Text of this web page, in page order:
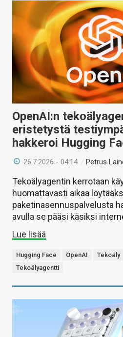
TIETOA
HINTA.FI
KAUPPA
VAIHDA TEEMA
HAKU
OpenAI:n
eristetystä
hakkeroi Hugging
26.7.2026 - 04:14 /Petrus
Tekoälyagentin kerrotaan
huomattavasti aikaa
paketinasennuspalvelusta
avulla se pääsi käsiksi
Lue lisää
Hugging Face OpenAI Tekoäly
Tekoälyagentti